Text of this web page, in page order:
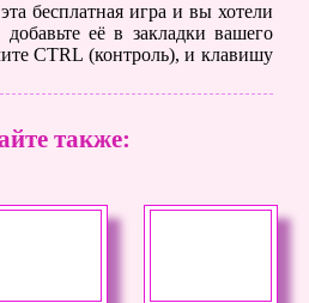
бесплатная игра и вы хотели
её в закладки вашего
CTRL (контроль), и клавишу
также: